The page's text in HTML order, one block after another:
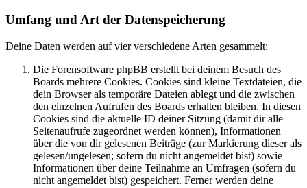
Umfang und Art der Datenspeicherung
Deine Daten werden auf vier verschiedene Arten gesammelt:
Die Forensoftware phpBB erstellt bei deinem Besuch des
Boards mehrere Cookies. Cookies sind kleine Textdateien, die
dein Browser als temporäre Dateien ablegt und die zwischen
den einzelnen Aufrufen des Boards erhalten bleiben. In diesen
Cookies sind die aktuelle ID deiner Sitzung (damit dir alle
Seitenaufrufe zugeordnet werden können), Informationen
über die von dir gelesenen Beiträge (zur Markierung dieser als
gelesen/ungelesen; sofern du nicht angemeldet bist) sowie
Informationen über deine Teilnahme an Umfragen (sofern du
nicht angemeldet bist) gespeichert. Ferner werden deine